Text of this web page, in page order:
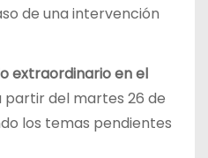
de una intervención
extraordinario en el
del martes 26 de
los temas pendientes